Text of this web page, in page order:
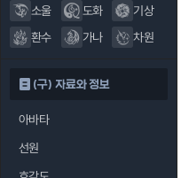
소울
도화
기상
환수
가나 차원
(구) 자료와 정보
아바타
선원